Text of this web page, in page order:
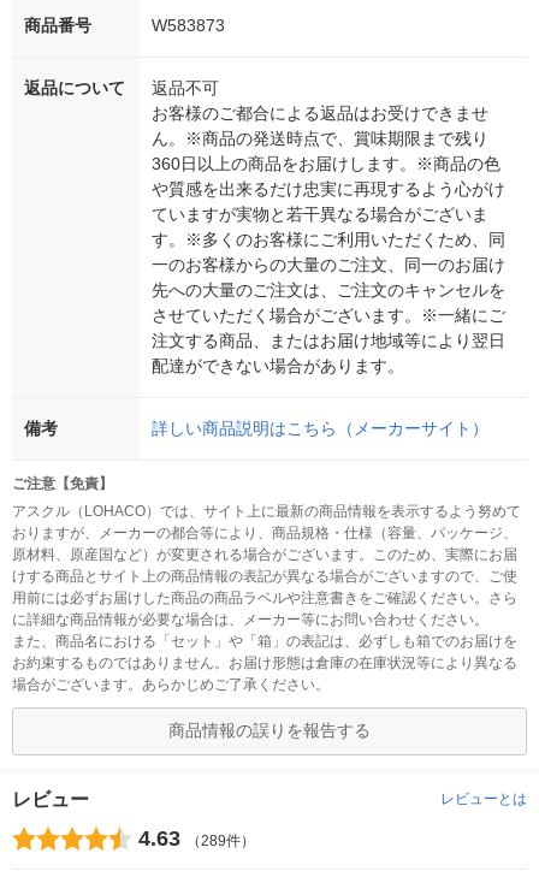
商品番号 W583873
返品について
返品不可
お客様のご都合による返品はお受けできませ
ん。※商品の発送時点で、賞味期限まで残り
360日以上の商品をお届けします。※商品の色
や質感を出来るだけ忠実に再現するよう心がけ
ていますが実物と若干異なる場合がございま
す。※多くのお客様にご利用いただくため、同
一のお客様からの大量のご注文、同一のお届け
先への大量のご注文は、ご注文のキャンセルを
させていただく場合がございます。※一緒にご
注文する商品、またはお届け地域等により翌日
配達ができない場合があります。
備考 詳しい商品説明はこちら（メーカーサイト）
ご注意【免責】
アスクル（LOHACO）では、サイト上に最新の商品情報を表示するよう努めて
おりますが、メーカーの都合等により、商品規格・仕様（容量、パッケージ、
原材料、原産国など）が変更される場合がございます。このため、実際にお届
けする商品とサイト上の商品情報の表記が異なる場合がございますので、ご使
用前には必ずお届けした商品の商品ラベルや注意書きをご確認ください。さら
に詳細な商品情報が必要な場合は、メーカー等にお問い合わせください。
また、商品名における「セット」や「箱」の表記は、必ずしも箱でのお届けを
お約束するものではありません。お届け形態は倉庫の在庫状況等により異なる
場合がございます。あらかじめご了承ください。
商品情報の誤りを報告する
レビュー レビューとは
4.63 （289件）